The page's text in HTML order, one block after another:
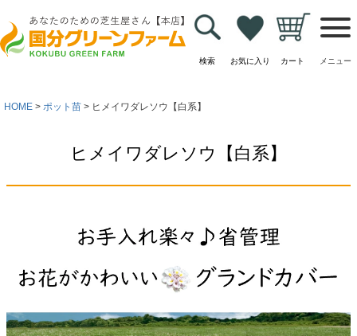
検索 お気に入り カート メニュー
HOME ポット苗 ヒメイワダレソウ【白系】
ヒメイワダレソウ【白系】